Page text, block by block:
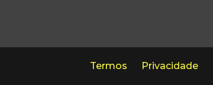
Termos Privacidade